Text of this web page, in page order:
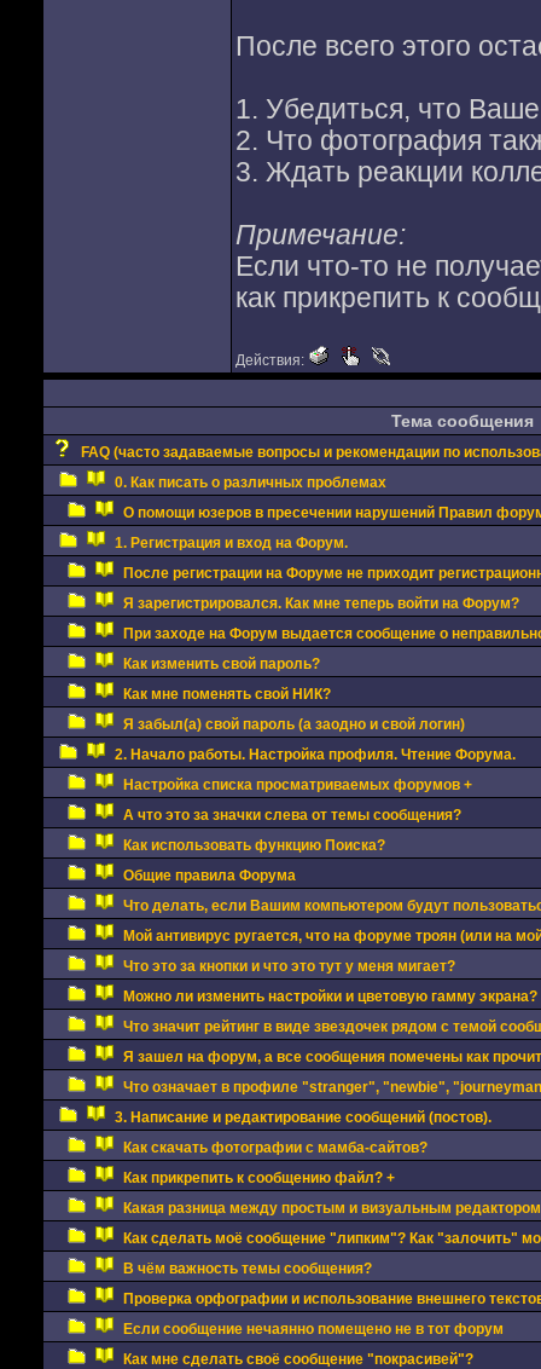
После всего этого
1. Убедиться, что
2. Что фотография
3. Ждать реакции
Примечание:
Если что-то не
как прикрепить к
Действия:
Тема сообщения
FAQ (часто задаваемые вопросы и рекомендации по
0. Как писать о различных проблемах
О помощи юзеров в пресечении нарушений Правил
1. Регистрация и вход на Форум.
После регистрации на Форуме не приходит
Я зарегистрировался. Как мне теперь войти на Форум?
При заходе на Форум выдается сообщение о
Как изменить свой пароль?
Как мне поменять свой НИК?
Я забыл(а) свой пароль (а заодно и свой логин)
2. Начало работы. Настройка профиля. Чтение Форума.
Настройка списка просматриваемых форумов +
А что это за значки слева от темы сообщения?
Как использовать функцию Поиска?
Общие правила Форума
Что делать, если Вашим компьютером будут
Мой антивирус ругается, что на форуме троян (или на
Что это за кнопки и что это тут у меня мигает?
Можно ли изменить настройки и цветовую гамму экрана?
Что значит рейтинг в виде звездочек рядом с темой
Я зашел на форум, а все сообщения помечены как
Что означает в профиле "stranger", "newbie",
3. Написание и редактирование сообщений (постов).
Как скачать фотографии с мамба-сайтов?
Как прикрепить к сообщению файл? +
Какая разница между простым и визуальным
Как сделать моё сообщение "липким"? Как "залочить"
В чём важность темы сообщения?
Проверка орфографии и использование внешнего
Если сообщение нечаянно помещено не в тот форум
Как мне сделать своё сообщение "покрасивей"?